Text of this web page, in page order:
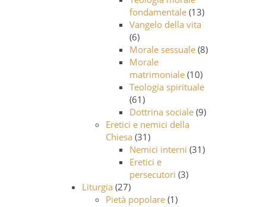
fondamentale(13)
Vangelo della vita
(6)
Morale sessuale(8)
Morale
matrimoniale(10)
Teologia spirituale
(61)
Dottrina sociale(9)
Eretici e nemici della
Chiesa (31)
Nemici interni (31)
Eretici e
persecutori (3)
Liturgia (27)
Pietà popolare(1)